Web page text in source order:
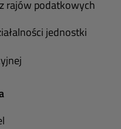
rajów podatkowych
jednostki